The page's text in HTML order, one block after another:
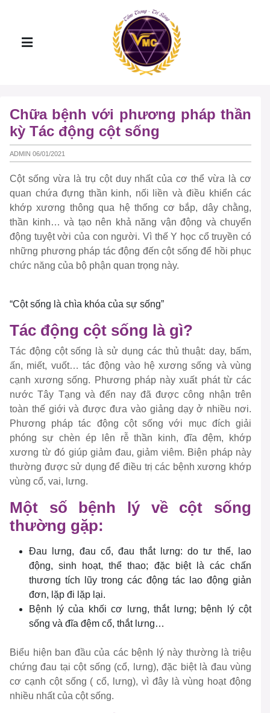
Chữa bệnh với phương pháp thần
kỳ Tác động cột sống
ADMIN 06/01/2021
Cột sống vừa là trụ cột duy nhất của cơ thể vừa là cơ
quan chứa đựng thần kinh, nối liền và điều khiển các
khớp xương thông qua hệ thống cơ bắp, dây chằng,
thần kinh… và tạo nên khả năng vận động và chuyển
động tuyệt vời của con người. Vì thế Y học cổ truyền có
những phương pháp tác động đến cột sống để hồi phục
chức năng của bộ phận quan trọng này.
“Cột sống là chìa khóa của sự sống”
Tác động cột sống là gì?
Tác động cột sống là sử dụng các thủ thuật: day, bấm,
ấn, miết, vuốt… tác động vào hệ xương sống và vùng
cạnh xương sống. Phương pháp này xuất phát từ các
nước Tây Tạng và đến nay đã được công nhận trên
toàn thế giới và được đưa vào giảng dạy ở nhiều nơi.
Phương pháp tác động cột sống với mục đích giải
phóng sự chèn ép lên rễ thần kinh, đĩa đệm, khớp
xương từ đó giúp giảm đau, giảm viêm. Biện pháp này
thường được sử dụng để điều trị các bệnh xương khớp
vùng cổ, vai, lưng.
Một số bệnh lý về cột sống
thường gặp:
Đau lưng, đau cổ, đau thắt lưng: do tư thế, lao
động, sinh hoạt, thể thao; đặc biệt là các chấn
thương tích lũy trong các động tác lao động giản
đơn, lặp đi lặp lại.
Bệnh lý của khối cơ lưng, thắt lưng; bệnh lý cột
sống và đĩa đệm cổ, thắt lưng…
Biểu hiện ban đầu của các bệnh lý này thường là triệu
chứng đau tại cột sống (cổ, lưng), đặc biệt là đau vùng
cơ cạnh cột sống ( cổ, lưng), vì đây là vùng hoạt động
nhiều nhất của cột sống.